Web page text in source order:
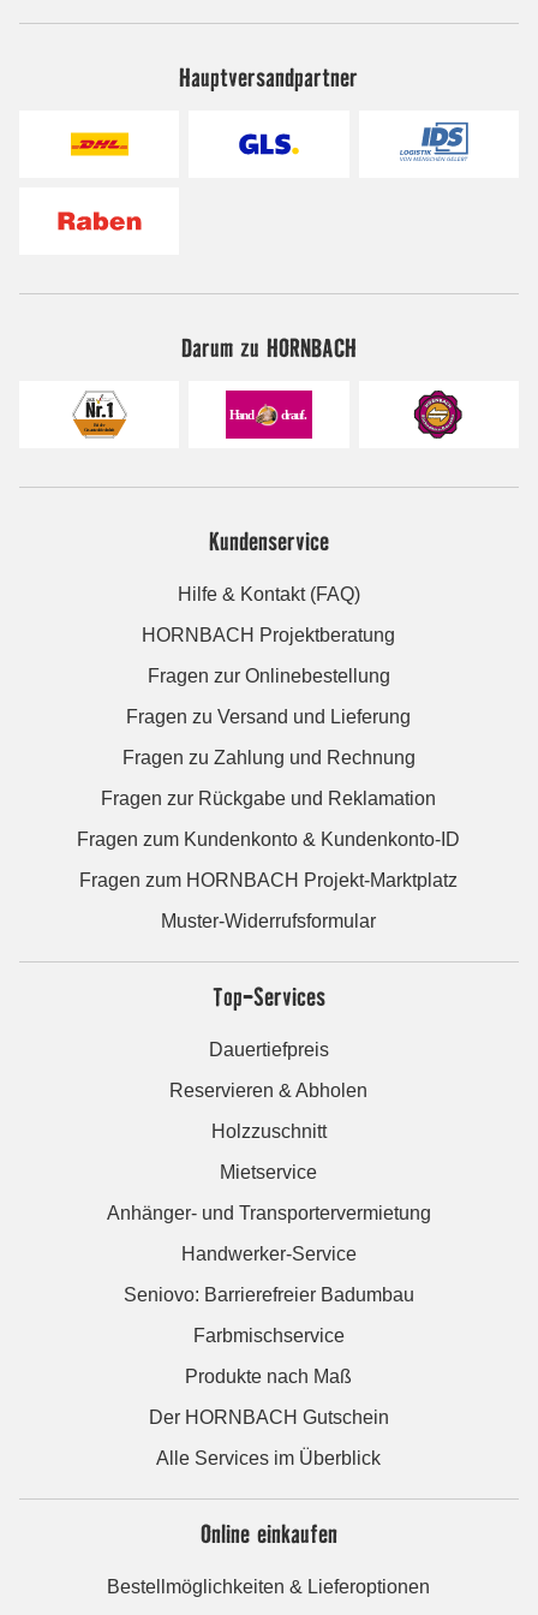
Hauptversandpartner
Darum zu HORNBACH
Kundenservice
Hilfe & Kontakt (FAQ)
HORNBACH Projektberatung
Fragen zur Onlinebestellung
Fragen zu Versand und Lieferung
Fragen zu Zahlung und Rechnung
Fragen zur Rückgabe und Reklamation
Fragen zum Kundenkonto & Kundenkonto-ID
Fragen zum HORNBACH Projekt-Marktplatz
Muster-Widerrufsformular
Top-Services
Dauertiefpreis
Reservieren & Abholen
Holzzuschnitt
Mietservice
Anhänger- und Transportervermietung
Handwerker-Service
Seniovo: Barrierefreier Badumbau
Farbmischservice
Produkte nach Maß
Der HORNBACH Gutschein
Alle Services im Überblick
Online einkaufen
Bestellmöglichkeiten & Lieferoptionen